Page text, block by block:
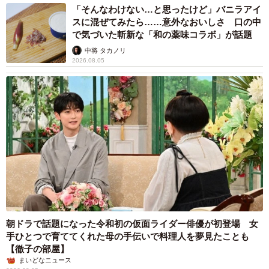
「そんなわけない…と思ったけど」バニラアイ
スに混ぜてみたら……意外なおいしさ 口の中
で気づいた斬新な「和の薬味コラボ」が話題
中将 タカノリ
2026.08.05
朝ドラで話題になった令和初の仮面ライダー俳優が初登場 女
手ひとつで育ててくれた母の手伝いで料理人を夢見たことも
【徹子の部屋】
まいどなニュース